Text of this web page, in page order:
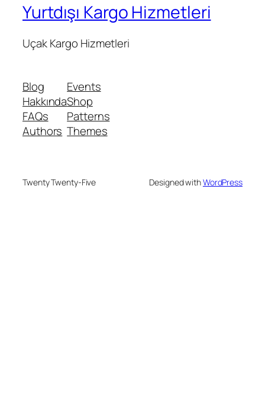
Yurtdışı Kargo Hizmetleri
Uçak Kargo Hizmetleri
Blog
Hakkında
FAQs
Authors
Events
Shop
Patterns
Themes
Twenty Twenty-Five Designed withWordPress